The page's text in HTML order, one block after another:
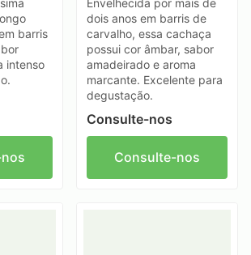
barris
intenso
Envelhecida por mais de
dois anos em barris de
carvalho, essa cachaça
possui cor âmbar, sabor
amadeirado e aroma
marcante. Excelente para
degustação.
Consulte-nos
Consulte-nos